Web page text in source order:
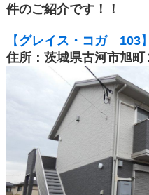
件のご紹介です！！
【 グレイス・コガ 103】
住所：茨城県古河市旭町